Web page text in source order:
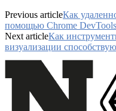
Previous articleКак
помощью Chrome DevTools
Next articleКак
визуализации